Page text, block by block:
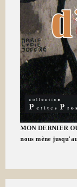
MON DERNIER
nous mène